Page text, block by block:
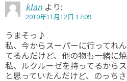
klan より:
2010年11月12日 17:09
うまそっ♪
私、今からスーパーに行ってれ
てるんだけど、他の物も一緒に
私、ルクルーゼを持ってるから
と思っていたんだけど、のっち